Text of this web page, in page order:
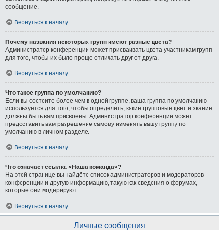
сообщение.
Вернуться к началу
Почему названия некоторых групп имеют разные цвета?
Администратор конференции может присваивать цвета участникам групп
для того, чтобы их было проще отличать друг от друга.
Вернуться к началу
Что такое группа по умолчанию?
Если вы состоите более чем в одной группе, ваша группа по умолчанию
используется для того, чтобы определить, какие групповые цвет и звание
должны быть вам присвоены. Администратор конференции может
предоставить вам разрешение самому изменять вашу группу по
умолчанию в личном разделе.
Вернуться к началу
Что означает ссылка «Наша команда»?
На этой странице вы найдёте список администраторов и модераторов
конференции и другую информацию, такую как сведения о форумах,
которые они модерируют.
Вернуться к началу
Личные сообщения